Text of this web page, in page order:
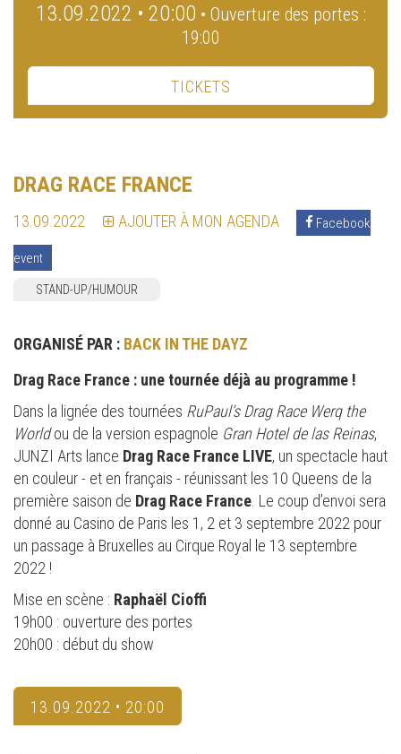
13.09.2022 • 20:00 • Ouverture des portes :
19:00
TICKETS
DRAG RACE FRANCE
13.09.2022 AJOUTER À MON AGENDA Facebook
event
STAND-UP/HUMOUR
ORGANISÉ PAR : BACK IN THE DAYZ
Drag Race France : une tournée déjà au programme !
Dans la lignée des tournées RuPaul’s Drag Race Werq the
Worldou de la version espagnole Gran Hotel de las Reinas,
JUNZI Arts lance Drag Race France LIVE, un spectacle haut
en couleur - et en français - réunissant les 10 Queens de la
première saison de Drag Race France . Le coup d’envoi sera
donné au Casino de Paris les 1, 2 et 3 septembre 2022 pour
un passage à Bruxelles au Cirque Royal le 13 septembre
2022 !
Mise en scène : Raphaël Cioffi
19h00 : ouverture des portes
20h00 : début du show
13.09.2022 • 20:00